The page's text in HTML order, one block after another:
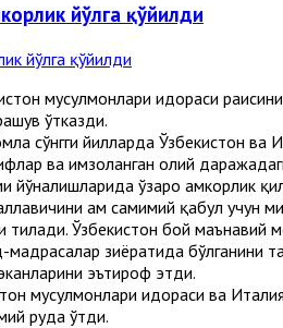
йўлга қўйилди
мусулмонлари идораси
ўтказди.
сўнгги йилларда Ўзбекистон ва
ва имзоланган олий
йўналишларида ўзаро ҳамкорлик
ҳам самимий қабул учун
Ўзбекистон бой маънавий
мадрасалар зиёратида
эътироф этди.
мусулмонлари идораси ва
руҳда ўтди.